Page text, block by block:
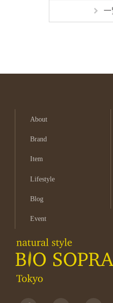
一
About
Brand
Item
Lifestyle
Blog
Event